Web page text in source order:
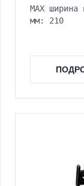
МАХ ширина
мм: 210